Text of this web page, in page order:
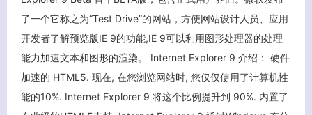
了一个它称之为“Test Drive”的网站，方便网站设计人员、应用
开发者了解预览版IE 9的功能,IE 9可以利用图形处理器的处理
能力加速文本和图形的渲染。 Internet Explorer 9 介绍： 硬件
加速的 HTML5. 现在, 在您浏览网站时, 您仅仅使用了计算机性
能的10%. Internet Explorer 9 将这个比例提升到 90%. 内置了